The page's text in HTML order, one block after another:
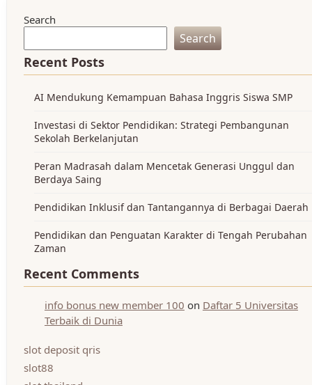
Search
Search
Recent Posts
AI Mendukung Kemampuan Bahasa Inggris Siswa SMP
Investasi di Sektor Pendidikan: Strategi Pembangunan
Sekolah Berkelanjutan
Peran Madrasah dalam Mencetak Generasi Unggul dan
Berdaya Saing
Pendidikan Inklusif dan Tantangannya di Berbagai Daerah
Pendidikan dan Penguatan Karakter di Tengah Perubahan
Zaman
Recent Comments
info bonus new member 100 on Daftar 5 Universitas
Terbaik di Dunia
slot deposit qris
slot88